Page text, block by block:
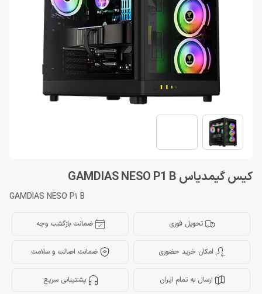
کیس گیمدیاس GAMDIAS NESO P1 B
GAMDIAS NESO P1 B
تحویل فوری ضمانت بازگشت وجه
امکان خرید حضوری ضمانت اصالت و سلامت
ارسال به تمام ایران پشتیبانی سریع